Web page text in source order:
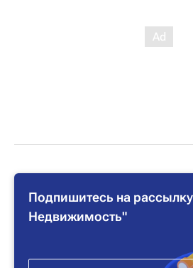
Подпишитесь на
Недвижимость"